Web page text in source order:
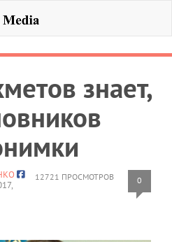
знает,
12721 ПРОСМОТРОВ 0